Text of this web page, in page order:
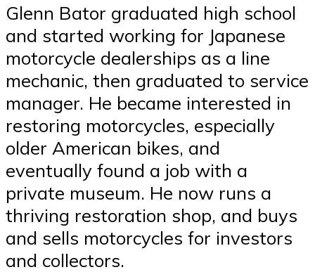
Glenn Bator graduated high school
and started working for Japanese
motorcycle dealerships as a line
mechanic, then graduated to service
manager. He became interested in
restoring motorcycles, especially
older American bikes, and
eventually found a job with a
private museum. He now runs a
thriving restoration shop, and buys
and sells motorcycles for investors
and collectors.